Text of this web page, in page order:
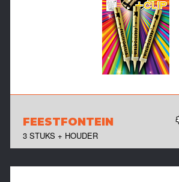
FEESTFONTEIN
3 STUKS + HOUDER